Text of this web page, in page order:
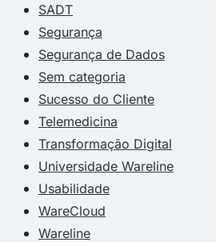
SADT
Segurança
Segurança de Dados
Sem categoria
Sucesso do Cliente
Telemedicina
Transformação Digital
Universidade Wareline
Usabilidade
WareCloud
Wareline